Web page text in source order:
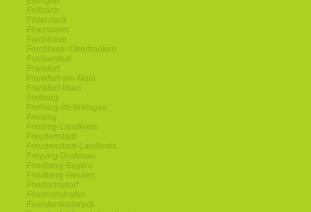
Fellbach
Filderstadt
Floersheim
Forchheim
Forchheim-Oberfranken
Frankenthal
Frankfurt
Frankfurt-am-Main
Frankfurt-Main
Freiburg
Freiburg-im-Breisgau
Freising
Freising-Landkreis
Freudenstadt
Freudenstadt-Landkreis
Freyung-Grafenau
Friedberg-Bayern
Friedberg-Hessen
Friedrichsdorf
Friedrichshafen
Fuerstenfeldbruck